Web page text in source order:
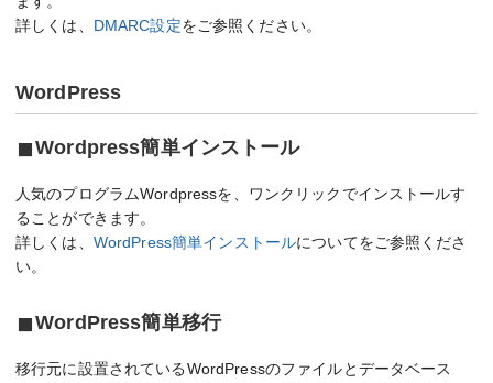
詳しくは、 DMARC設定をご参照ください。
WordPress
Wordpress簡単インストール
人気のプログラムWordpressを、ワンクリックでインストールす
ることができます。
詳しくは、 WordPress簡単インストールについてをご参照くださ
い。
WordPress簡単移行
移行元に設置されているWordPressのファイルとデータベース